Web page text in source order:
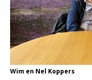
Wim en Nel Koppers